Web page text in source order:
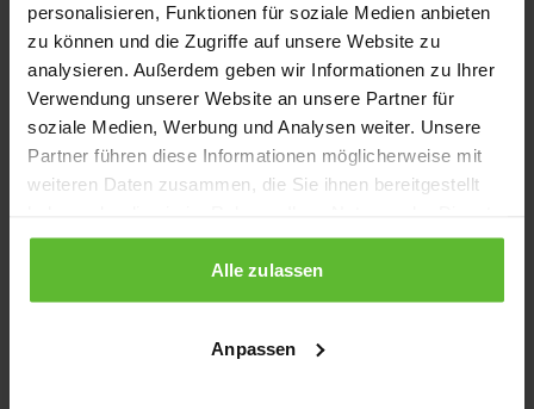
personalisieren, Funktionen für soziale Medien anbieten
zu können und die Zugriffe auf unsere Website zu
analysieren. Außerdem geben wir Informationen zu Ihrer
Verwendung unserer Website an unsere Partner für
soziale Medien, Werbung und Analysen weiter. Unsere
Partner führen diese Informationen möglicherweise mit
weiteren Daten zusammen, die Sie ihnen bereitgestellt
gesammelt haben.
Alle zulassen
Anpassen
Application error: a client-side exception has occurred
loading www.kurzwego.de (see the browser console for more
information).